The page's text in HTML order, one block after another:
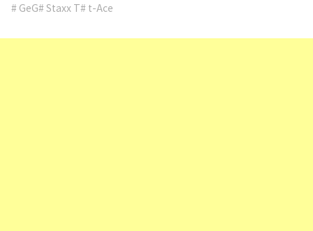
# GeG# Staxx T# t-Ace